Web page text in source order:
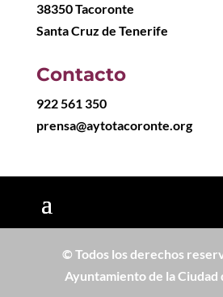
38350 Tacoronte
Santa Cruz de Tenerife
Contacto
922 561 350
prensa@aytotacoronte.org
© Todos los derechos
Ayuntamiento de la Ciudad